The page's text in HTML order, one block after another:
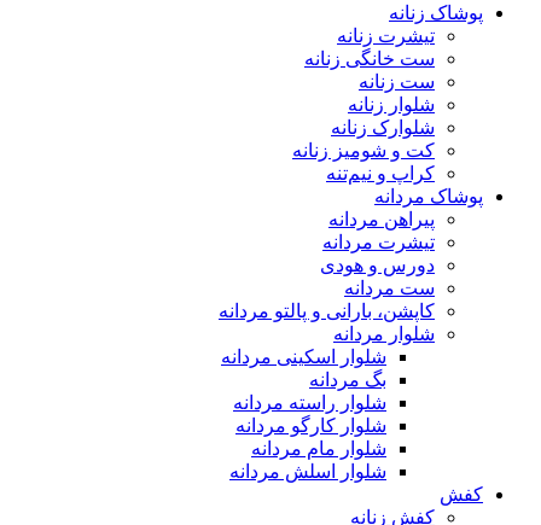
پوشاک زنانه
تیشرت زنانه
ست خانگی زنانه
ست زنانه
شلوار زنانه
شلوارک زنانه
کت و شومیز زنانه
کراپ و نیم‌تنه
پوشاک مردانه
پیراهن مردانه
تیشرت مردانه
دورس و هودی
ست مردانه
کاپشن، بارانی و پالتو مردانه
شلوار مردانه
شلوار اسکینی مردانه
بگ مردانه
شلوار راسته مردانه
شلوار کارگو مردانه
شلوار مام مردانه
شلوار اسلش مردانه
کفش
کفش زنانه